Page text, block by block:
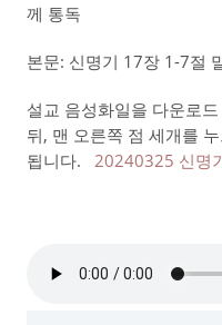
께 통독
본문: 신명기 17장 1-7절
설교 음성화일을 다운로
뒤, 맨 오른쪽 점 세개를
됩니다. 20240325 신명